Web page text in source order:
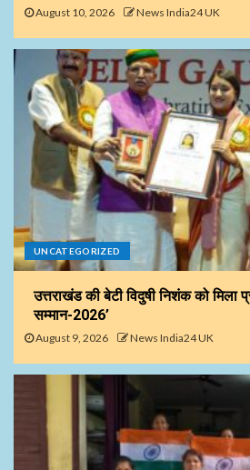
August 10, 2026 News India24 UK
UNCATEGORIZED
उत्तराखंड की बेटी विदुषी निशंक को मिला
सम्मान-2026’
August 9, 2026 News India24 UK